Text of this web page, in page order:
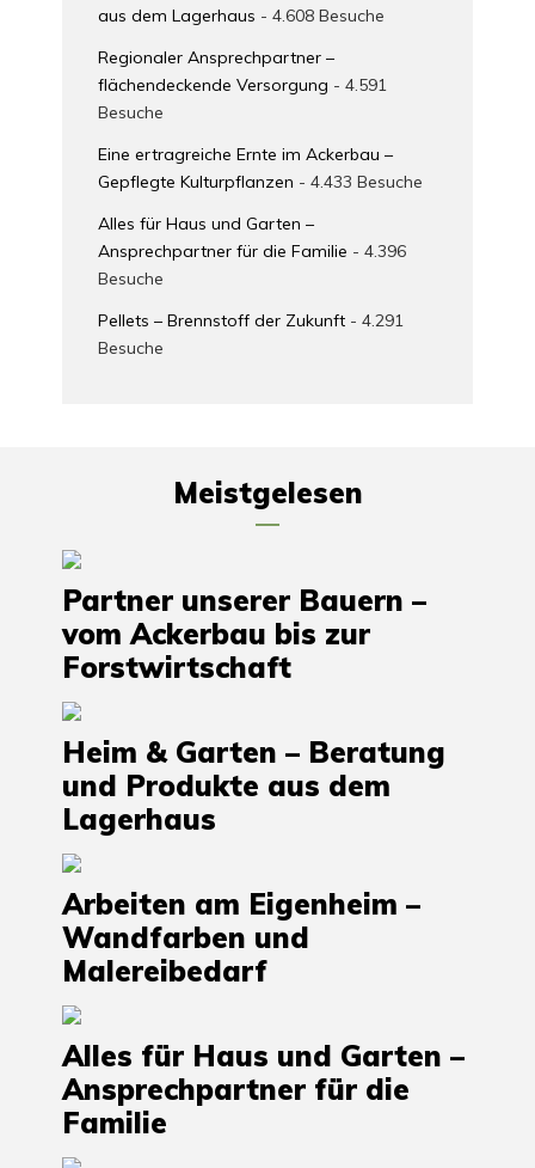
aus dem Lagerhaus - 4.608 Besuche
Regionaler Ansprechpartner –
flächendeckende Versorgung - 4.591
Besuche
Eine ertragreiche Ernte im Ackerbau –
Gepflegte Kulturpflanzen - 4.433 Besuche
Alles für Haus und Garten –
Ansprechpartner für die Familie - 4.396
Besuche
Pellets – Brennstoff der Zukunft - 4.291
Besuche
Meistgelesen
Partner unserer Bauern –
vom Ackerbau bis zur
Forstwirtschaft
Heim & Garten – Beratung
und Produkte aus dem
Lagerhaus
Arbeiten am Eigenheim –
Wandfarben und
Malereibedarf
Alles für Haus und Garten –
Ansprechpartner für die
Familie